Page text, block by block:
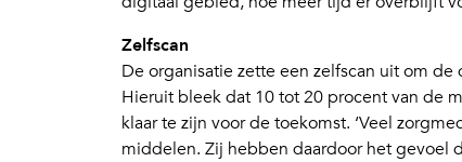
Zelfscan
De organisatie zette een zelfscan uit om
Hieruit bleek dat 10 tot 20 procent van de
klaar te zijn voor de toekomst. ‘Veel
middelen. Zij hebben daardoor het gevoel